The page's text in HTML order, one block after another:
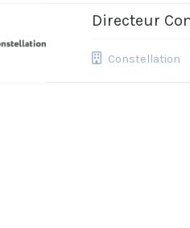
Directeur
Constellation